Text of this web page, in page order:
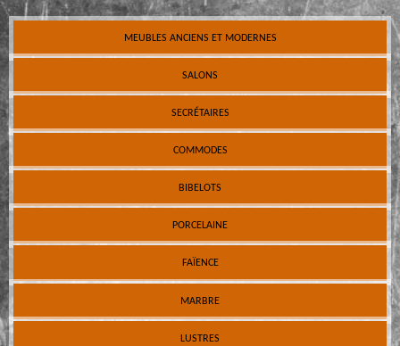
MEUBLES ANCIENS ET MODERNES
SALONS
SECRÉTAIRES
COMMODES
BIBELOTS
PORCELAINE
FAÏENCE
MARBRE
LUSTRES